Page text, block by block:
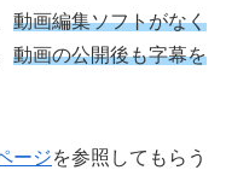
動画編集ソフトがなく
動画の公開後も字幕を
ージを参照してもらう